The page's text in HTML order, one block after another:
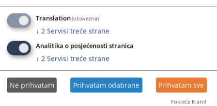
Translation(obavezna)
↓ 2 Servisi treće strane
Analitika o posjećenosti stranica
↓ 2 Servisi treće strane
Ne prihvatam Prihvatam odabrane Prihvatam sve
Pokreće Klaro!